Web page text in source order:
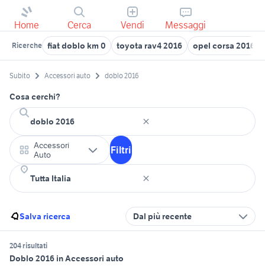
Home Cerca Vendi Messaggi
Ricerche fiat doblo km 0 toyota rav4 2016 opel corsa 2016
Subito Accessori auto doblo 2016
Cosa cerchi?
Accessori
Auto
Filtri
Salva ricerca Dal più recente
204 risultati
Doblo 2016 in Accessori auto